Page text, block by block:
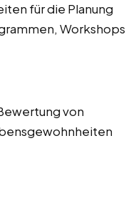
für die Planung
Workshops
von